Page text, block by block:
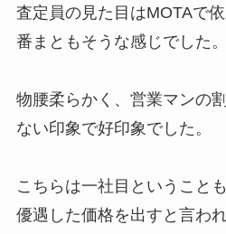
査定員の見た目はMOTAで
番まともそうな感じでした。
物腰柔らかく、営業マンの
ない印象で好印象でした。
こちらは一社目ということ
優遇した価格を出すと言わ